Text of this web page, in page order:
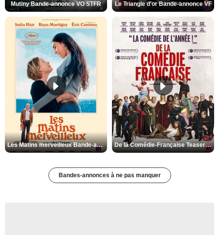
Mutiny Bande-annonce VO STFR Le Triangle d'or Bande-annonce VF
Les Matins merveilleux Bande-annonce VF De la Comédie-Française Teaser VF
Bandes-annonces à ne pas manquer